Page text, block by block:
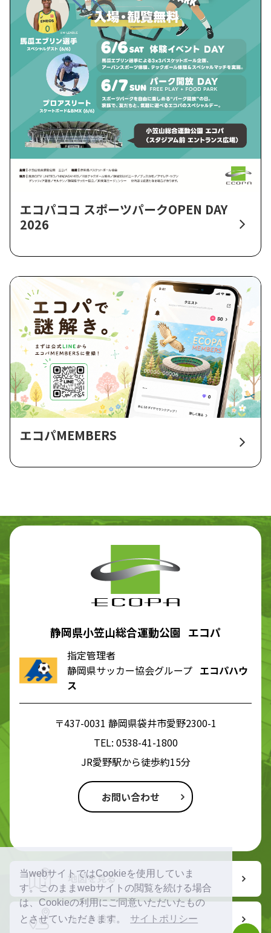
当webサイトではCookieを使用していま
す。このままwebサイトの閲覧を続ける場合
は、Cookieの利用にご同意いただいたもの
とさせていただきます。
サイトポリシー
エコパココ スポーツパークOPEN DAY
2026
エコパMEMBERS
静岡県小笠山総合運動公園 エコパ
指定管理者
静岡県サッカー協会グループ エコパハウ
ス
〒437-0031 静岡県袋井市愛野2300-1
TEL: 0538-41-1800
JR愛野駅から徒歩約15分
お問い合わせ
地図を見る
ルート検索